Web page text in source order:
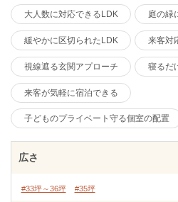
大人数に対応できるLDK 庭の緑
緩やかに区切られたLDK 来客対
視線遮る玄関アプローチ 寝るだ
来客が気軽に宿泊できる
子どものプライベート守る個室の配置
広さ
#33坪～36坪 #35坪